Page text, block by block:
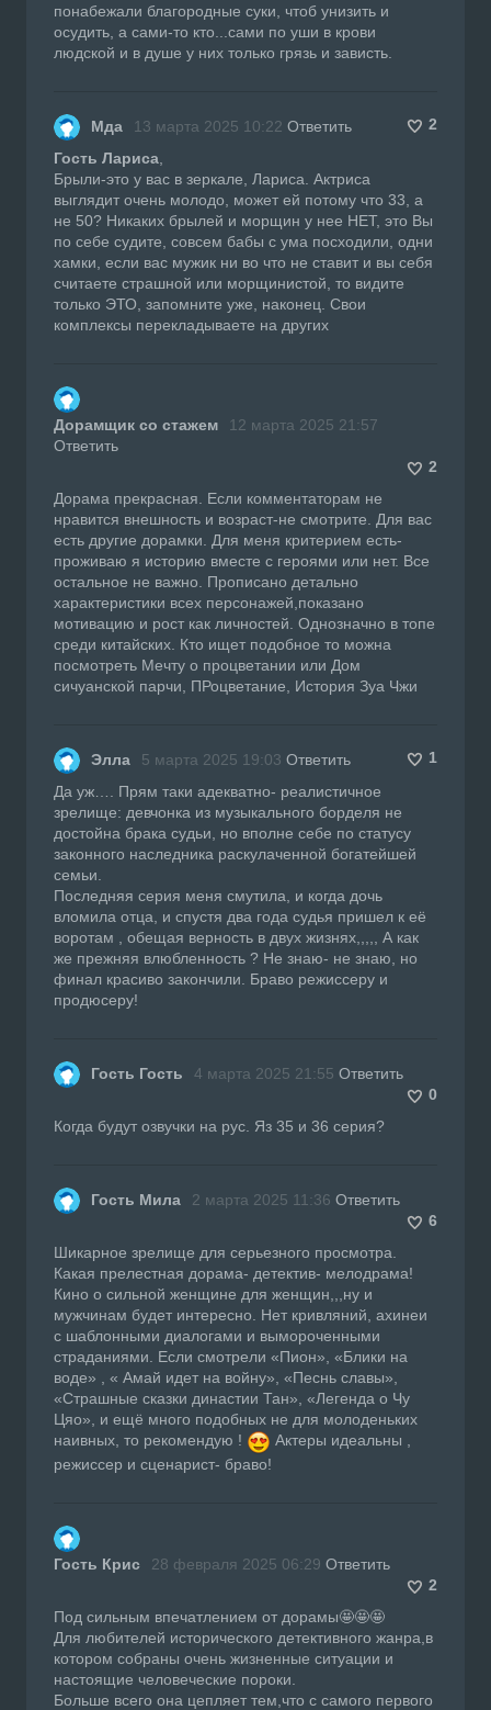
понабежали благородные суки, чтоб унизить и
осудить, а сами-то кто...сами по уши в крови
людской и в душе у них только грязь и зависть.
Мда 13 марта 2025 10:22 Ответить
2
Гость Лариса
Брыли-это у вас в зеркале, Лариса. Актриса
выглядит очень молодо, может ей потому что 33, а
не 50? Никаких брылей и морщин у нее НЕТ, это Вы
по себе судите, совсем бабы с ума посходили, одни
хамки, если вас мужик ни во что не ставит и вы себя
считаете страшной или морщинистой, то видите
только ЭТО, запомните уже, наконец. Свои
комплексы перекладываете на других
Дорамщик со стажем
12 марта 2025 21:57
Ответить
2
Дорама прекрасная. Если комментаторам не
нравится внешность и возраст-не смотрите. Для вас
есть другие дорамки. Для меня критерием есть-
проживаю я историю вместе с героями или нет. Все
остальное не важно. Прописано детально
характеристики всех персонажей,показано
мотивацию и рост как личностей. Однозначно в топе
среди китайских. Кто ищет подобное то можна
посмотреть Мечту о процветании или Дом
сичуанской парчи, ПРоцветание, История Зуа Чжи
Элла 5 марта 2025 19:03 Ответить
1
Да уж…. Прям таки адекватно- реалистичное
зрелище: девчонка из музыкального борделя не
достойна брака судьи, но вполне себе по статусу
законного наследника раскулаченной богатейшей
семьи.
Последняя серия меня смутила, и когда дочь
вломила отца, и спустя два года судья пришел к её
воротам , обещая верность в двух жизнях,,,,, А как
же прежняя влюбленность ? Не знаю- не знаю, но
финал красиво закончили. Браво режиссеру и
продюсеру!
Гость Гость 4 марта 2025 21:55 Ответить
0
Когда будут озвучки на рус. Яз 35 и 36 серия?
Гость Мила 2 марта 2025 11:36 Ответить
6
Шикарное зрелище для серьезного просмотра.
Какая прелестная дорама- детектив- мелодрама!
Кино о сильной женщине для женщин,,,ну и
мужчинам будет интересно. Нет кривляний, ахинеи
с шаблонными диалогами и вымороченными
страданиями. Если смотрели «Пион», «Блики на
воде» , « Амай идет на войну», «Песнь славы»,
«Страшные сказки династии Тан», «Легенда о Чу
Цяо», и ещё много подобных не для молоденьких
наивных, то рекомендую !
Актеры идеальны ,
режиссер и сценарист- браво!
Гость Крис 28 февраля 2025 06:29 Ответить
2
Под сильным впечатлением от дорамы🤩🤩🤩
Для любителей исторического детективного жанра,в
котором собраны очень жизненные ситуации и
настоящие человеческие пороки.
Больше всего она цепляет тем,что с самого первого